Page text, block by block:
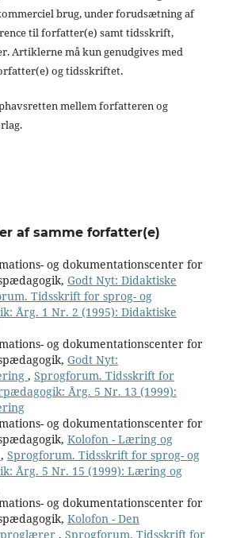
brug, under forudsætning af
til forfatter(e) samt tidsskrift,
Artiklerne må kun genudgives med
og tidsskriftet.
mellem forfatteren og
af samme forfatter(e)
og dokumentationscenter for
Godt Nyt: Didaktiske
Tidsskrift for sprog- og
Årg. 1 Nr. 2 (1995): Didaktiske
og dokumentationscenter for
Godt Nyt:
, Sprogforum. Tidsskrift for
Årg. 5 Nr. 13 (1999):
og dokumentationscenter for
Kolofon - Læring og
, Sprogforum. Tidsskrift for sprog- og
Årg. 5 Nr. 15 (1999): Læring og
og dokumentationscenter for
Kolofon - Den
, Sprogforum. Tidsskrift for